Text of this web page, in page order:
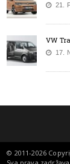
21.
VW
17.
© 2011-2026